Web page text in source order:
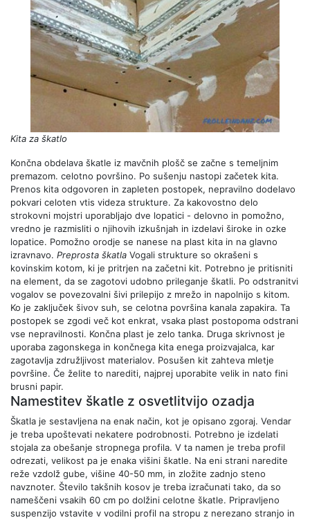
Kita za škatlo
Končna obdelava škatle iz mavčnih plošč se začne s temeljnim
premazom. celotno površino. Po sušenju nastopi začetek kita.
Prenos kita odgovoren in zapleten postopek, nepravilno dodelavo
pokvari celoten vtis videza strukture. Za kakovostno delo
strokovni mojstri uporabljajo dve lopatici - delovno in pomožno,
vredno je razmisliti o njihovih izkušnjah in izdelavi široke in ozke
lopatice. Pomožno orodje se nanese na plast kita in na glavno
izravnavo. Preprosta škatla Vogali strukture so okrašeni s
kovinskim kotom, ki je pritrjen na začetni kit. Potrebno je pritisniti
na element, da se zagotovi udobno prileganje škatli. Po odstranitvi
vogalov se povezovalni šivi prilepijo z mrežo in napolnijo s kitom.
Ko je zaključek šivov suh, se celotna površina kanala zapakira. Ta
postopek se zgodi več kot enkrat, vsaka plast postopoma odstrani
vse nepravilnosti. Končna plast je zelo tanka. Druga skrivnost je
uporaba zagonskega in končnega kita enega proizvajalca, kar
zagotavlja združljivost materialov. Posušen kit zahteva mletje
površine. Če želite to narediti, najprej uporabite velik in nato fini
brusni papir.
Namestitev škatle z osvetlitvijo ozadja
Škatla je sestavljena na enak način, kot je opisano zgoraj. Vendar
je treba upoštevati nekatere podrobnosti. Potrebno je izdelati
stojala za obešanje stropnega profila. V ta namen je treba profil
odrezati, velikost pa je enaka višini škatle. Na eni strani naredite
reže vzdolž gube, višine 40-50 mm, in zložite zadnjo steno
navznoter. Število takšnih kosov je treba izračunati tako, da so
nameščeni vsakih 60 cm po dolžini celotne škatle. Pripravljeno
suspenzijo vstavite v vodilni profil na stropu z nerezano stranjo in